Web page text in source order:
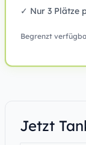
✓ Nur 3 Plätze
Begrenzt
Jetzt